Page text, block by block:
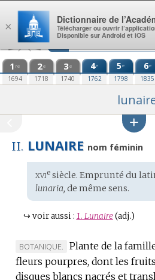
Aller au contenu
1 re
1694
2e
1718
3e
1740
4e
1762
5e
1798
6e
1835
II. LUNAIRE nom féminin
Étymologie
:
xviesiècle. Emprunté du
lunaria, de même sens.
↪ voir aussi : I. Lunaire (adj.)
MARQUE
DE
DOMAINE
BOTANIQUE.
Plante de la
fleurs pourpres, dont les
disques blancs nacrés et
×
Dictionnaire de
Télécharger ou ouvrir
Disponible sur Android et iOS